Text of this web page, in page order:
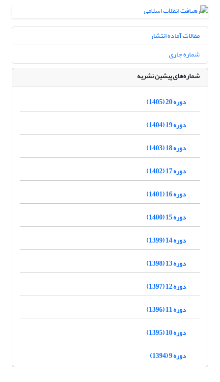
مقالات آماده انتشار
شماره جاری
شماره‌های پیشین نشریه
دوره 20 (1405)
دوره 19 (1404)
دوره 18 (1403)
دوره 17 (1402)
دوره 16 (1401)
دوره 15 (1400)
دوره 14 (1399)
دوره 13 (1398)
دوره 12 (1397)
دوره 11 (1396)
دوره 10 (1395)
دوره 9 (1394)